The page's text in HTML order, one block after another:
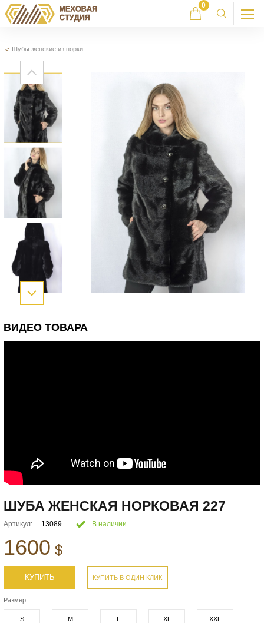
0
Шубы женские из норки
ВИДЕО ТОВАРА
ШУБА ЖЕНСКАЯ НОРКОВАЯ 227
Артикул: 13089 В наличии
1600 $
КУПИТЬ КУПИТЬ В ОДИН КЛИК
Размер
S M L XL XXL